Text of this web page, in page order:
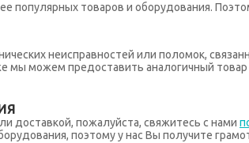
популярных товаров и оборудования.
неисправностей или поломок,
можем предоставить аналогичный товар
доставкой, пожалуйста, свяжитесь с нами
поэтому у нас Вы получите